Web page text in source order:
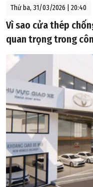
Thứ ba, 31/03/2026 | 20:40
Vì sao cửa thép
quan trọng trong